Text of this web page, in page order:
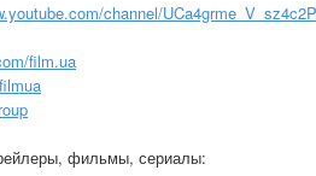
channel/
film.ua
фильмы, сериалы: